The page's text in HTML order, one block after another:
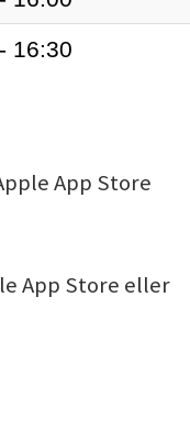
16:30
App Store
App Store eller